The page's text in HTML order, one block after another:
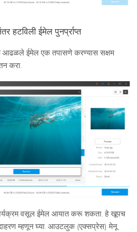
हटविली ईमेल पुनर्प्राप्त
ईमेल एक तपासणे करण्यास सक्षम
करा.
वसूल ईमेल आयात करू शकता. हे खूपच
म्हणून घ्या. आउटलुक (एक्सप्रेस) मेनू